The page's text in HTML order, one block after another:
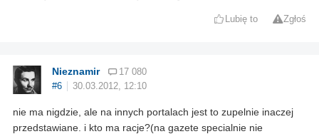
Lubię to Zgłoś
Nieznamir
17 080
#6
30.03.2012, 12:10
nie ma nigdzie, ale na innych portalach jest to zupelnie inaczej
przedstawiane. i kto ma racje?(na gazete specialnie nie